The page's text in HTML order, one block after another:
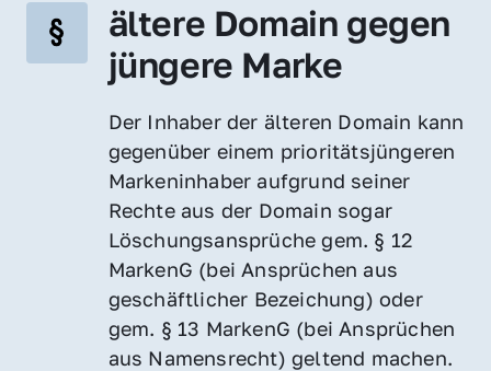
ältere Domain gegen
jüngere Marke
Der Inhaber der älteren Domain kann
gegenüber einem prioritätsjüngeren
Markeninhaber aufgrund seiner
Rechte aus der Domain sogar
Löschungsansprüche gem. § 12
MarkenG (bei Ansprüchen aus
geschäftlicher Bezeichung) oder
gem. § 13 MarkenG (bei Ansprüchen
aus Namensrecht) geltend machen.